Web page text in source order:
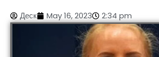
Деск May 16, 2023 2:34 pm